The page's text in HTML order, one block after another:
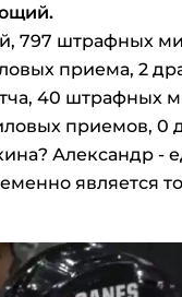
797 штрафных
приема, 2
40 штрафных
приемов, 0
Александр -
является